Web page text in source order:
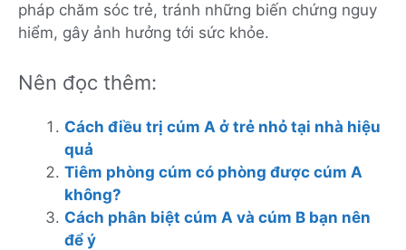
pháp chăm sóc trẻ, tránh những biến chứng nguy
hiểm, gây ảnh hưởng tới sức khỏe.
Nên đọc thêm:
Cách điều trị cúm A ở trẻ nhỏ tại nhà hiệu
quả
Tiêm phòng cúm có phòng được cúm A
không?
Cách phân biệt cúm A và cúm B bạn nên
để ý